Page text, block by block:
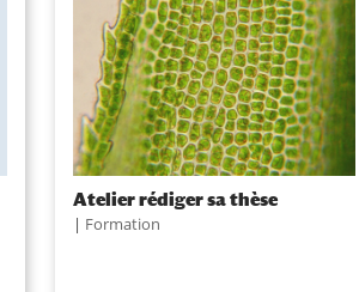
Atelier rédiger sa thèse
| Formation